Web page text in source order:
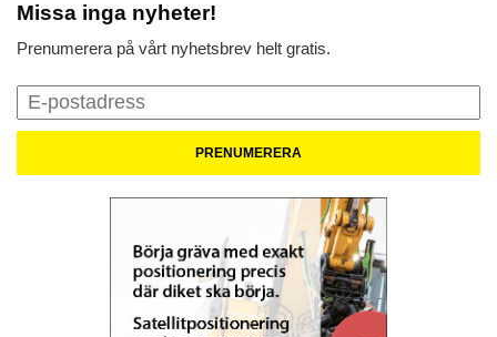
Missa inga nyheter!
Prenumerera på vårt nyhetsbrev helt gratis.